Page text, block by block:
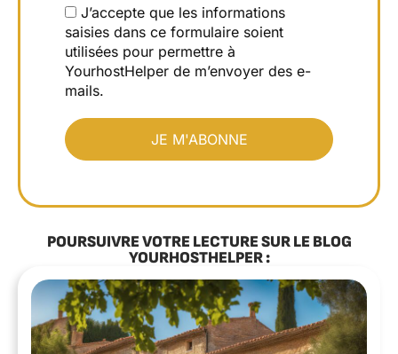
J’accepte que les informations
saisies dans ce formulaire soient
utilisées pour permettre à
YourhostHelper de m’envoyer des e-
mails.
POURSUIVRE VOTRE LECTURE SUR LE BLOG
YOURHOSTHELPER :